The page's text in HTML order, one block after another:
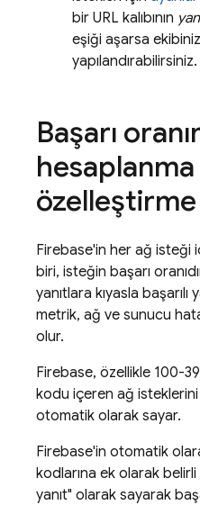
bir URL kalıbının
eşiği aşarsa
yapılandırabilirsiniz.
Başarı
özelleştirme
Firebase'in her ağ isteği
biri, isteğin başarı
yanıtlara kıyasla başarılı
metrik, ağ ve sunucu
olur.
Firebase, özellikle 100-
kodu içeren ağ isteklerini
otomatik olarak sayar.
Firebase'in otomatik
kodlarına ek olarak belirli
yanıt" olarak sayarak